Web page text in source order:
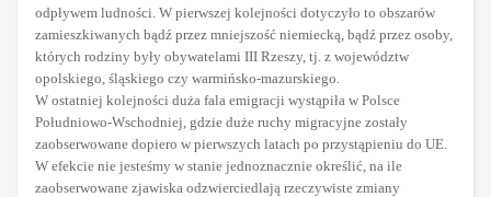
odpływem ludności. W pierwszej kolejności dotyczyło to obszarów
zamieszkiwanych bądź przez mniejszość niemiecką, bądź przez osoby,
których rodziny były obywatelami III Rzeszy, tj. z województw
opolskiego, śląskiego czy warmińsko-mazurskiego.
W ostatniej kolejności duża fala emigracji wystąpiła w Polsce
Południowo-Wschodniej, gdzie duże ruchy migracyjne zostały
zaobserwowane dopiero w pierwszych latach po przystąpieniu do UE.
W efekcie nie jesteśmy w stanie jednoznacznie określić, na ile
zaobserwowane zjawiska odzwierciedlają rzeczywiste zmiany